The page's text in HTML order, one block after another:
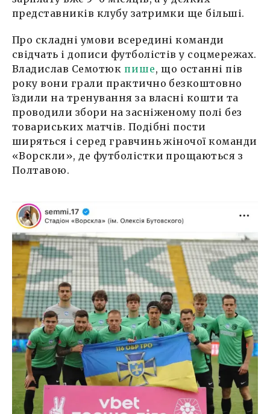
представників клубу затримки ще більші.
Про складні умови всередині команди
свідчать і дописи футболістів у соцмережах.
Владислав Семотюк пише, що останні пів
року вони грали практично безкоштовно
їздили на тренування за власні кошти та
проводили збори на засніженому полі без
товариських матчів. Подібні пости
ширяться і серед гравчинь жіночої команди
«Ворскли», де футболістки прощаються з
Полтавою.